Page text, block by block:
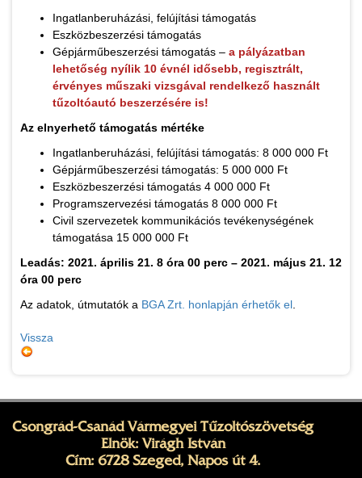
Ingatlanberuházási, felújítási támogatás
Eszközbeszerzési támogatás
Gépjárműbeszerzési támogatás – a pályázatban
lehetőség nyílik 10 évnél idősebb, regisztrált,
érvényes műszaki vizsgával rendelkező használt
tűzoltóautó beszerzésére is!
Az elnyerhető támogatás mértéke
Ingatlanberuházási, felújítási támogatás: 8 000 000 Ft
Gépjárműbeszerzési támogatás: 5 000 000 Ft
Eszközbeszerzési támogatás 4 000 000 Ft
Programszervezési támogatás 8 000 000 Ft
Civil szervezetek kommunikációs tevékenységének
támogatása 15 000 000 Ft
Leadás: 2021. április 21. 8 óra 00 perc – 2021. május 21. 12
óra 00 perc
Az adatok, útmutatók a BGA Zrt. honlapján érhetők el
Vissza
Csongrád-Csanád Vármegyei Tűzoltószövetség
Elnök: Virágh István
Cím: 6728 Szeged, Napos út 4.